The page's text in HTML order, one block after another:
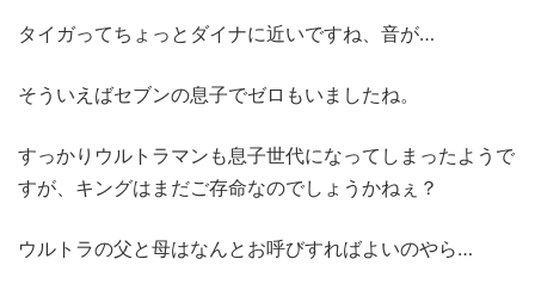
タイガってちょっとダイナに近いですね、音が…
そういえばセブンの息子でゼロもいましたね。
すっかりウルトラマンも息子世代になってしまったようで
すが、キングはまだご存命なのでしょうかねぇ？
ウルトラの父と母はなんとお呼びすればよいのやら…